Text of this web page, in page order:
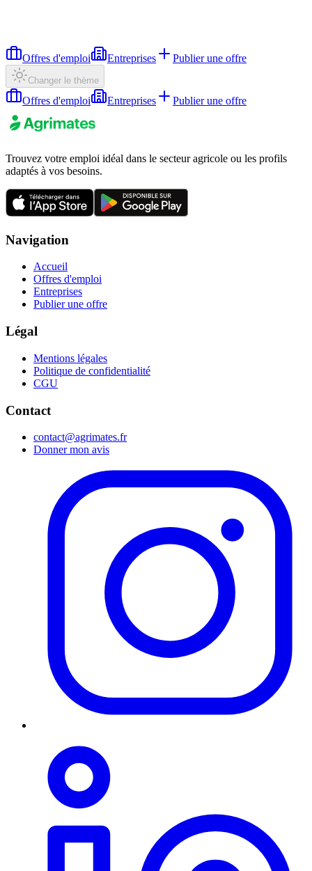
Offres d'emploi Entreprises Publier une offre
Changer le thème
Offres d'emploi Entreprises Publier une offre
Trouvez votre emploi idéal dans le secteur agricole ou les profils
adaptés à vos besoins.
Navigation
Accueil
Offres d'emploi
Entreprises
Publier une offre
Légal
Mentions légales
Politique de confidentialité
CGU
Contact
contact@agrimates.fr
Donner mon avis